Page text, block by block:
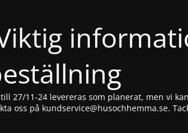
27/11-24 levereras som planerat, men vi
oss på kundservice@husochhemma.se.